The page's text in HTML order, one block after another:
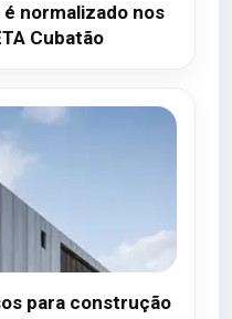
normalizado nos
Cubatão
para construção